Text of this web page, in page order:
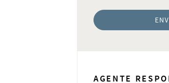
AGENTE